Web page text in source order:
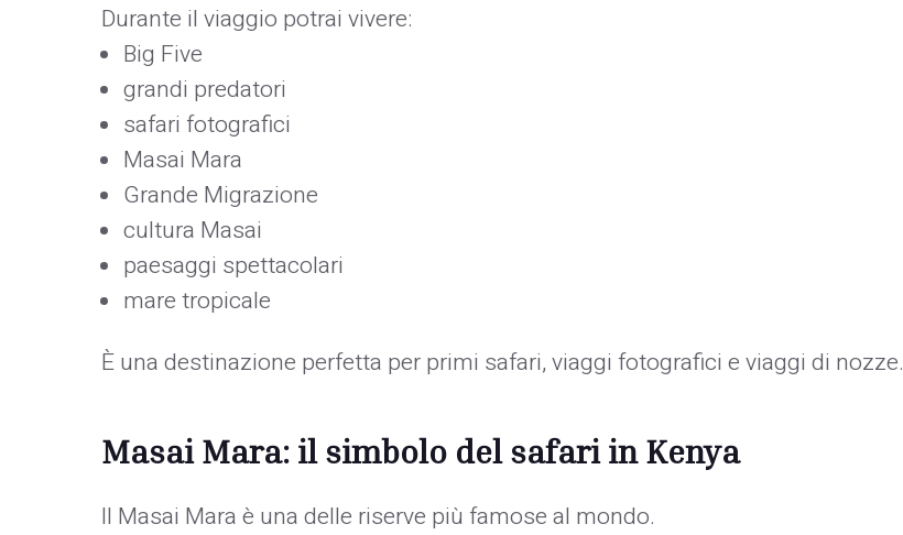
Durante il viaggio potrai vivere:
Big Five
grandi predatori
safari fotografici
Masai Mara
Grande Migrazione
cultura Masai
paesaggi spettacolari
mare tropicale
È una destinazione perfetta per primi safari, viaggi fotografici e viaggi di nozze.
Masai Mara: il simbolo del safari in Kenya
Il Masai Mara è una delle riserve più famose al mondo.